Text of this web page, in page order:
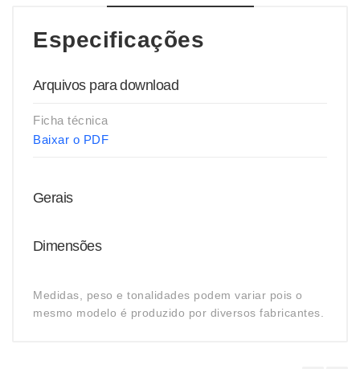
Especificações
Arquivos para download
Ficha técnica
Baixar o PDF
Gerais
Dimensões
Medidas, peso e tonalidades podem variar pois o
mesmo modelo é produzido por diversos fabricantes.